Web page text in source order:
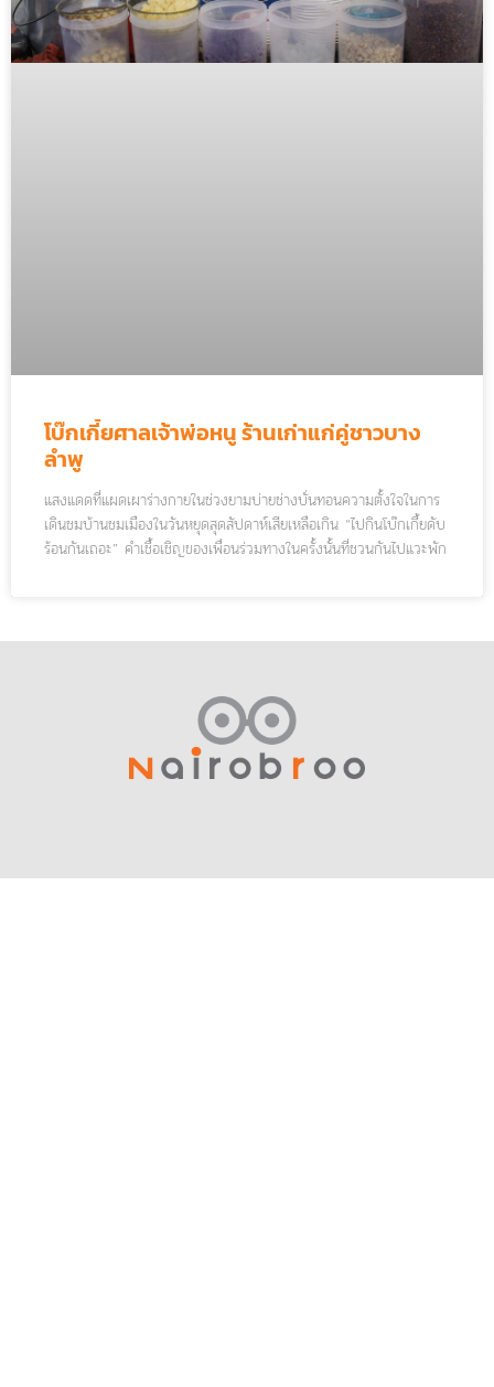
โบ๊กเกี้ยศาลเจ้าพ่อหนู ร้านเก่าแก่คู่ชาวบาง
ลำพู
แสงแดดที่แผดเผาร่างกายในช่วงยามบ่ายช่างบั่นทอนความตั้งใจในการ
เดินชมบ้านชมเมืองในวันหยุดสุดสัปดาห์เสียเหลือเกิน “ไปกินโบ๊กเกี้ยดับ
ร้อนกันเถอะ” คำเชื้อเชิญของเพื่อนร่วมทางในครั้งนั้นที่ชวนกันไปแวะพัก